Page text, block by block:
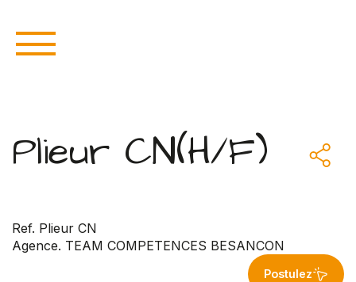
Plieur CN(H/F)
Ref. Plieur CN
Agence. TEAM COMPETENCES BESANCON
Postulez